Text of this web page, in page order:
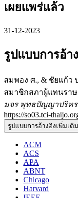
เผยแพร่แล้ว
31-12-2023
รูปแบบการอ้า
สมพอง ศ., & ชัยแก้ว
สมาชิกสภาผู้แทนราษ
มจร พุทธปัญญาปริท
https://so03.tci-
รูปแบบการอ้างอิงเพิ่มเติม
ACM
ACS
APA
ABNT
Chicago
Harvard